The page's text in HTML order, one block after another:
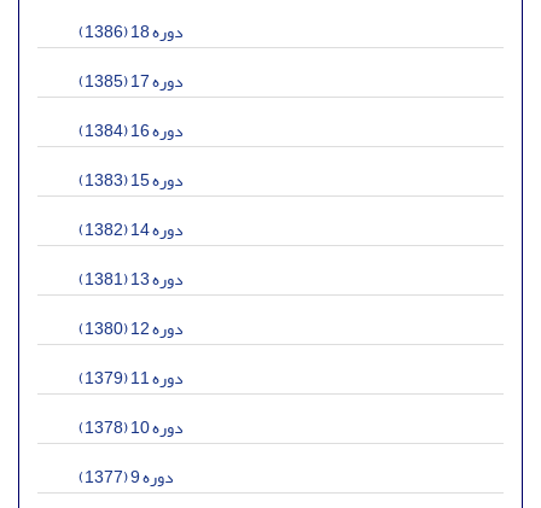
دوره 18 (1386)
دوره 17 (1385)
دوره 16 (1384)
دوره 15 (1383)
دوره 14 (1382)
دوره 13 (1381)
دوره 12 (1380)
دوره 11 (1379)
دوره 10 (1378)
دوره 9 (1377)